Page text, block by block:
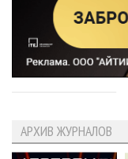
АРХИВ ЖУРНАЛОВ